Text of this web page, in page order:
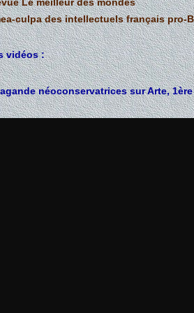
culpa des intellectuels français pro-
vidéos :
néoconservatrices sur Arte,